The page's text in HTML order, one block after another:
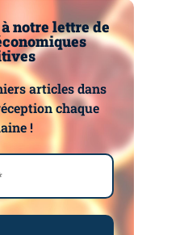
notre lettre de
articles dans
chaque
!